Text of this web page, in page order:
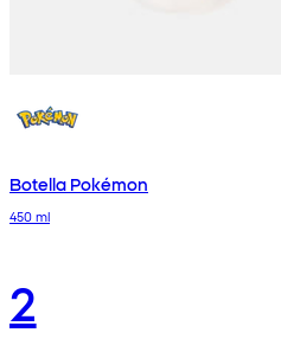
Botella Pokémon
450 ml
2